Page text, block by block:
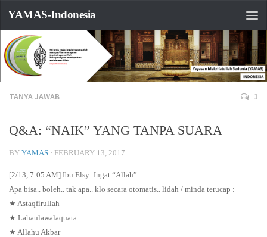
YAMAS-Indonesia
TANYA JAWAB 1
Q&A: “NAIK” YANG TANPA SUARA
BY YAMAS · FEBRUARY 13, 2017
[2/13, 7:05 AM] Ibu Elsy: Ingat “Allah”…
Apa bisa.. boleh.. tak apa.. klo secara otomatis.. lidah / minda terucap :
★ Astaqfirullah
★ Lahaulawalaquata
★ Allahu Akbar